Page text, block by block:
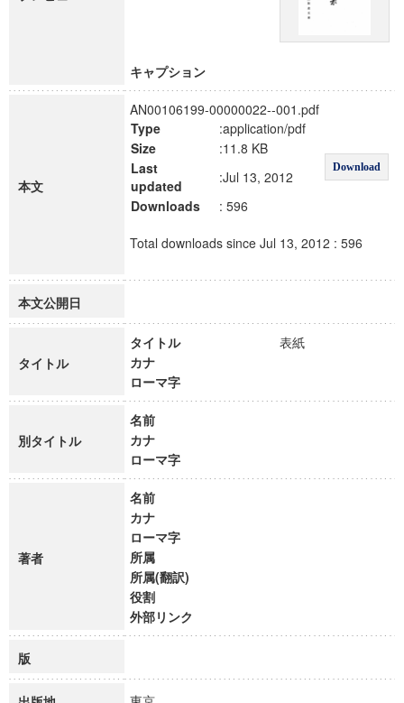
キャプション
本文
AN00106199-00000022--001.pdf
Type
:application/pdf
Download
Size
:11.8 KB
Last
updated
:Jul 13, 2012
Downloads
: 596
Total downloads since Jul 13, 2012 : 596
本文公開日
タイトル
タイトル
表紙
カナ
ローマ字
別タイトル
名前
カナ
ローマ字
著者
名前
カナ
ローマ字
所属
所属(翻訳)
役割
外部リンク
版